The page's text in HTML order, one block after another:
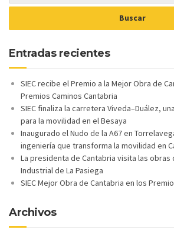
Entradas recientes
SIEC recibe el Premio a la Mejor Obra de
Premios Caminos Cantabria
SIEC finaliza la carretera Viveda–Duález,
para la movilidad en el Besaya
Inaugurado el Nudo de la A67 en
ingeniería que transforma la movilidad en
La presidenta de Cantabria visita las
Industrial de La Pasiega
SIEC Mejor Obra de Cantabria en los
Archivos